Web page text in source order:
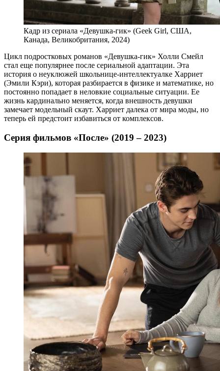
Кадр из сериала «Девушка-гик» (Geek Girl, США,
Канада, Великобритания, 2024)
Цикл подростковых романов «Девушка-гик» Холли Смейл
стал еще популярнее после сериальной адаптации. Эта
история о неуклюжей школьнице-интеллектуалке Харриет
(Эмили Кэри), которая разбирается в физике и математике, но
постоянно попадает в неловкие социальные ситуации. Ее
жизнь кардинально меняется, когда внешность девушки
замечает модельный скаут. Харриет далека от мира моды, но
теперь ей предстоит избавиться от комплексов.
Серия фильмов «После» (2019 – 2023)